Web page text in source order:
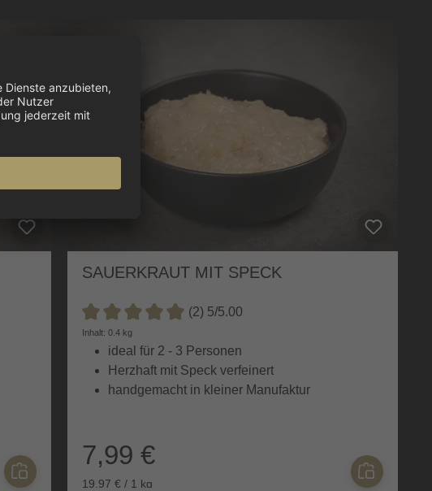
SAUERKRAUT MIT SPECK
Durchschnittliche Bewertung von 5 von 5 Sternen
(2) 5/5.00
Inhalt: 0.4 kg
ideal für 2 - 3 Personen
Herzhaft mit Speck verfeinert
handgemacht in kleiner Manufaktur
7,99 €
19,97 € / 1 kg